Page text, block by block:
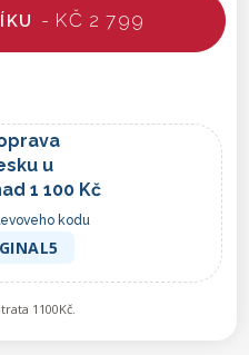
- KČ 2 799
u
1 100 Kč
kodu
1100Kč.